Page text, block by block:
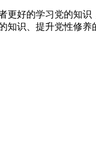
好的学习党的知
识、提升党性修养